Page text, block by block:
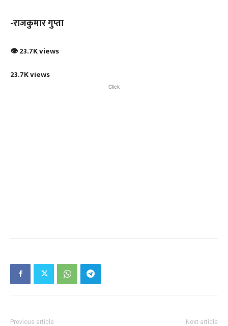
-राजकुमार गुप्ता
👁 23.7K views
23.7K views
Click
Previous article Next article